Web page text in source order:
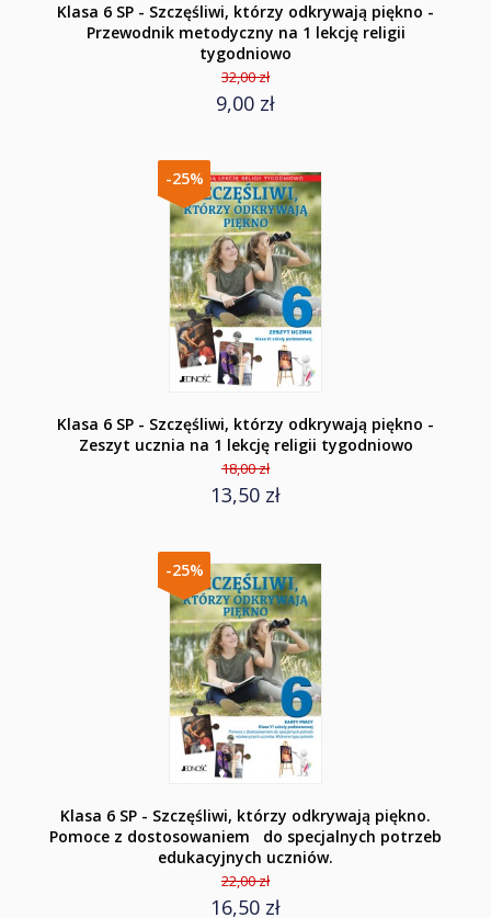
Klasa 6 SP - Szczęśliwi, którzy odkrywają piękno -
Przewodnik metodyczny na 1 lekcję religii
tygodniowo
32,00 zł
9,00 zł
-25%
Klasa 6 SP - Szczęśliwi, którzy odkrywają piękno -
Zeszyt ucznia na 1 lekcję religii tygodniowo
18,00 zł
13,50 zł
-25%
Klasa 6 SP - Szczęśliwi, którzy odkrywają piękno.
Pomoce z dostosowaniem do specjalnych potrzeb
edukacyjnych uczniów.
22,00 zł
16,50 zł